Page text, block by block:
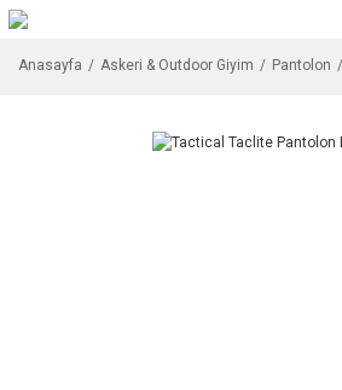
Anasayfa Askeri & Outdoor Giyim Pantolon